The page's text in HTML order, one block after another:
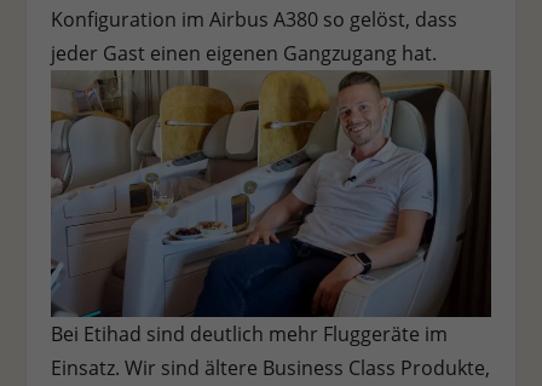
Konfiguration im Airbus A380 so gelöst, dass
jeder Gast einen eigenen Gangzugang hat.
Bei Etihad sind deutlich mehr Fluggeräte im
Einsatz. Wir sind ältere Business Class Produkte,
Cookie-Informationen anzeigen
Externe Medien (7)
Inhalte von Videoplattformen und Social-Media-Plattformen werden
standardmäßig blockiert. Wenn Cookies von externen Medien akzeptiert
werden, bedarf der Zugriff auf diese Inhalte keiner manuellen
Einwilligung mehr.
Cookie-Informationen anzeigen
Datenschutzerklärung Impressum